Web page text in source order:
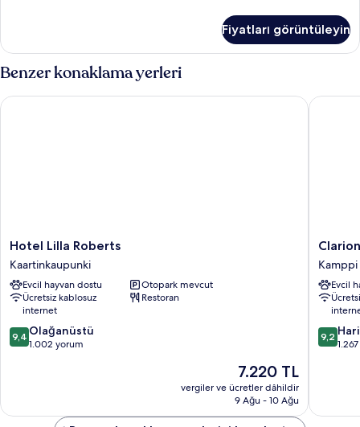
hakkında
fazla
Fiyatları görüntüleyin
Benzer konaklama yerleri
Hotel
Lilla
Roberts
Kaartinkaupunki
Hotel Lilla Roberts
Kaartinkaupunki
Evcil hayvan dostu
Otopark mevcut
Ücretsiz kablosuz
internet
Restoran
10
üzerinden
9,4 Olağanüstü
1.002 yorum
Güncel
fiyat:
7.220 TL
7.220 TL
vergiler ve ücretler dâhildir
9 Ağu - 10 Ağu
Hotel Lilla Roberts
Clarion
Hotel
Mestari
Kamppi
Kamppi
Evcil
10
9,2
Clarion